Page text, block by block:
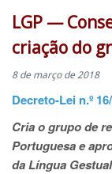
LGP —
criação do
8 de março de 2018
Decreto-Lei n.º
Cria o grupo de
Portuguesa e
da Língua